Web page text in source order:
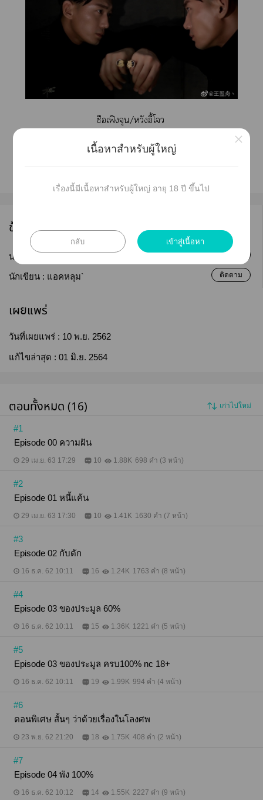
ซือเฟิงจุน/หวังอี้โจว
ข้อมูลนักเขียน
นามปากกา : ติดตาม
นักเขียน : แอคหลุม` ติดตาม
เผยแพร่
วันที่เผยแพร่ : 10 พ.ย. 2562
แก้ไขล่าสุด : 01 มิ.ย. 2564
ตอนทั้งหมด (16) เก่าไปใหม่
#1
Episode 00 ความฝัน
29 เม.ย. 63 17:29 10 1.88K 698 คำ (3 หน้า)
#2
Episode 01 หนี้แค้น
29 เม.ย. 63 17:30 10 1.41K 1630 คำ (7 หน้า)
#3
Episode 02 กับดัก
16 ธ.ค. 62 10:11 16 1.24K 1763 คำ (8 หน้า)
#4
Episode 03 ของประมูล 60%
16 ธ.ค. 62 10:11 15 1.36K 1221 คำ (5 หน้า)
#5
Episode 03 ของประมูล ครบ100% nc 18+
16 ธ.ค. 62 10:11 19 1.99K 994 คำ (4 หน้า)
#6
ตอนพิเศษ สั้นๆ ว่าด้วยเรื่องในโลงศพ
23 พ.ย. 62 21:20 18 1.75K 408 คำ (2 หน้า)
#7
Episode 04 พัง 100%
16 ธ.ค. 62 10:12 14 1.55K 2227 คำ (9 หน้า)
เนื้อหาสำหรับผู้ใหญ่
เรื่องนี้มีเนื้อหาสำหรับผู้ใหญ่ อายุ 18 ปี ขึ้นไป
กลับ เข้าสู่เนื้อหา
×